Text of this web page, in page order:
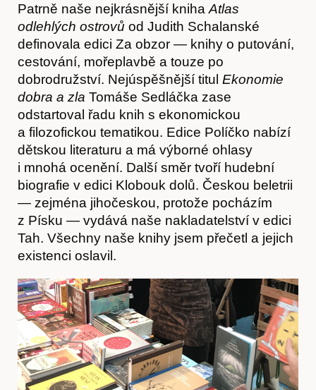
Časopis
Hostcast
Patrně naše nejkrásnější kniha Atlas
odlehlých ostrovů od Judith Schalanské
definovala edici Za obzor — knihy o putování,
cestování, mořeplavbě a touze po
dobrodružství. Nejúspěšnější titul Ekonomie
dobra a zla Tomáše Sedláčka zase
odstartoval řadu knih s ekonomickou
a filozofickou tematikou. Edice Políčko nabízí
dětskou literaturu a má výborné ohlasy
i mnohá ocenění. Další směr tvoří hudební
biografie v edici Klobouk dolů. Českou beletrii
— zejména jihočeskou, protože pocházím
z Písku — vydává naše nakladatelství v edici
Tah. Všechny naše knihy jsem přečetl a jejich
existenci oslavil.